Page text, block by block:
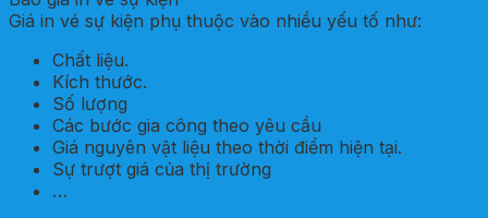
Giá in vé sự kiện phụ thuộc vào nhiều yếu tố như:
Chất liệu.
Kích thước.
Số lượng
Các bước gia công theo yêu cầu
Giá nguyên vật liệu theo thời điểm hiện tại.
Sự trượt giá của thị trường
…